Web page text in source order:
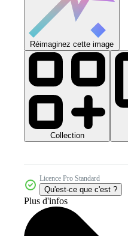
Réimaginez cette image
Collection
Licence Pro Standard
Qu'est-ce que c'est ?
Plus d'infos